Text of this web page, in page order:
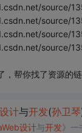
source/
source/
source/
source/
，帮你找了资源的
设计与开发(孙卫琴
设计与开发》一